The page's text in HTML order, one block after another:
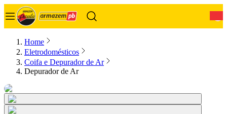
Home
Eletrodomésticos
Coifa e Depurador de Ar
Depurador de Ar